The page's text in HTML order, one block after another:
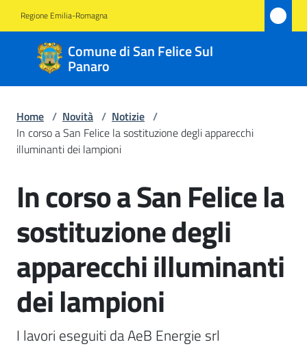
Regione Emilia-Romagna
Comune di San Felice Sul
Panaro
Comune
di San
Felice
Sul
Panaro
Amministrazione
Novità
Menu selezionato
Servizi
Vivere
il
Comune
Home / Novità / Notizie /
In corso a San Felice la sostituzione degli apparecchi
illuminanti dei lampioni
Salta al contenuto
In corso a San Felice la
sostituzione degli
apparecchi illuminanti
dei lampioni
I lavori eseguiti da AeB Energie srl